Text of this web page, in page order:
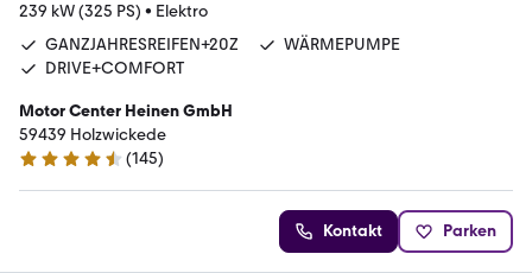
239 kW (325 PS) • Elektro
GANZJAHRESREIFEN+20Z
WÄRMEPUMPE
DRIVE+COMFORT
Motor Center Heinen GmbH
59439 Holzwickede
4.5 Sterne
(145)
Kontakt Parken